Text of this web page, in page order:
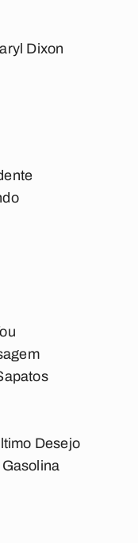
Dixon
Desejo